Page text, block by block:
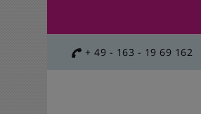
+ 49 - 163 - 19 69 162